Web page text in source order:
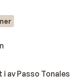
av Passo Tonales